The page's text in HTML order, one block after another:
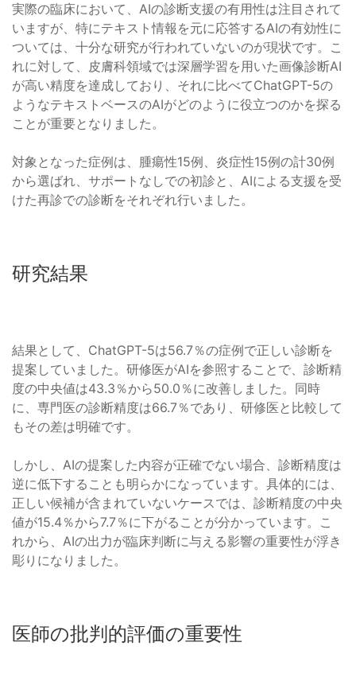
実際の臨床において、AIの診断支援の有用性は注目されて
いますが、特にテキスト情報を元に応答するAIの有効性に
ついては、十分な研究が行われていないのが現状です。こ
れに対して、皮膚科領域では深層学習を用いた画像診断AI
が高い精度を達成しており、それに比べてChatGPT-5の
ようなテキストベースのAIがどのように役立つのかを探る
ことが重要となりました。
対象となった症例は、腫瘍性15例、炎症性15例の計30例
から選ばれ、サポートなしでの初診と、AIによる支援を受
けた再診での診断をそれぞれ行いました。
研究結果
結果として、ChatGPT-5は56.7％の症例で正しい診断を
提案していました。研修医がAIを参照することで、診断精
度の中央値は43.3％から50.0％に改善しました。同時
に、専門医の診断精度は66.7％であり、研修医と比較して
もその差は明確です。
しかし、AIの提案した内容が正確でない場合、診断精度は
逆に低下することも明らかになっています。具体的には、
正しい候補が含まれていないケースでは、診断精度の中央
値が15.4％から7.7％に下がることが分かっています。こ
れから、AIの出力が臨床判断に与える影響の重要性が浮き
彫りになりました。
医師の批判的評価の重要性